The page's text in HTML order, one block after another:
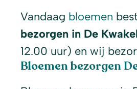
Vandaag bloemen
bezorgen in De
12.00 uur) en wij
Bloemen bezorgen